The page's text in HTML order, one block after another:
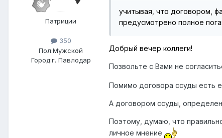
Патриции
350
Пол:Мужской
Город:г. Павлодар
учитывая, что договором,
предусмотрено полное
Добрый вечер коллеги!
Позвольте с Вами не
Помимо договора ссуды есть
А договором ссуды,
Поэтому, думаю, что
личное мнение